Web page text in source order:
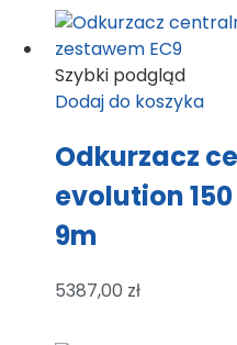
Szybki podgląd
Dodaj do koszyka
Odkurzacz
evolution
9m
5387,00 zł